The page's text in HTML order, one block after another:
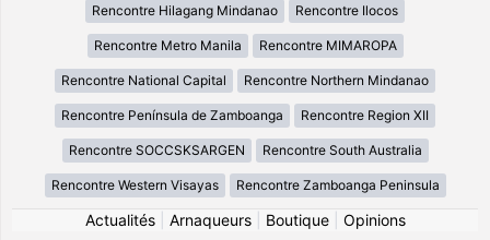
Rencontre Hilagang Mindanao Rencontre Ilocos
Rencontre Metro Manila Rencontre MIMAROPA
Rencontre National Capital Rencontre Northern Mindanao
Rencontre Península de Zamboanga Rencontre Region XII
Rencontre SOCCSKSARGEN Rencontre South Australia
Rencontre Western Visayas Rencontre Zamboanga Peninsula
Actualités| Arnaqueurs| Boutique| Opinions